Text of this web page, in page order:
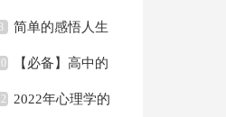
8 简单的感悟人生
格言集锦94条
【必备】高中的
文集合八篇
2022年心理学的